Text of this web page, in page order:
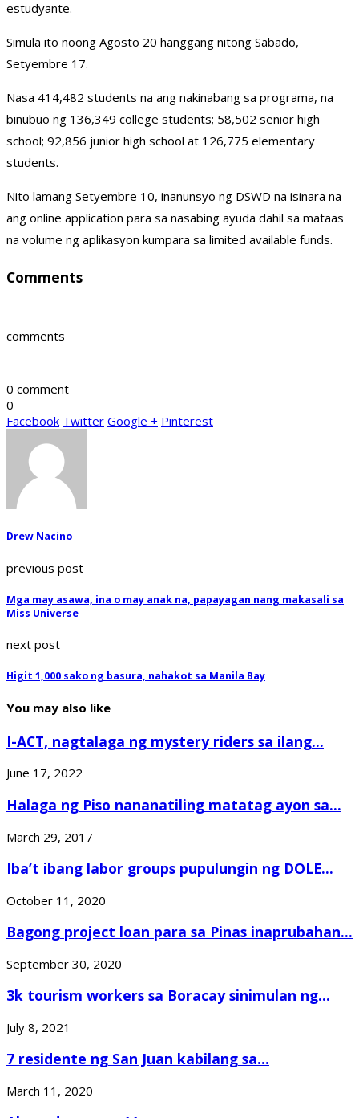
estudyante.
Simula ito noong Agosto 20 hanggang nitong Sabado,
Setyembre 17.
Nasa 414,482 students na ang nakinabang sa programa, na
binubuo ng 136,349 college students; 58,502 senior high
school; 92,856 junior high school at 126,775 elementary
students.
Nito lamang Setyembre 10, inanunsyo ng DSWD na isinara na
ang online application para sa nasabing ayuda dahil sa mataas
na volume ng aplikasyon kumpara sa limited available funds.
Comments
comments
0 comment
0
Facebook Twitter Google + Pinterest
Drew Nacino
previous post
Mga may asawa, ina o may anak na, papayagan nang makasali sa
Miss Universe
next post
Higit 1,000 sako ng basura, nahakot sa Manila Bay
You may also like
I-ACT, nagtalaga ng mystery riders sa ilang...
June 17, 2022
Halaga ng Piso nananatiling matatag ayon sa...
March 29, 2017
Iba’t ibang labor groups pupulungin ng DOLE...
October 11, 2020
Bagong project loan para sa Pinas inaprubahan...
September 30, 2020
3k tourism workers sa Boracay sinimulan ng...
July 8, 2021
7 residente ng San Juan kabilang sa...
March 11, 2020